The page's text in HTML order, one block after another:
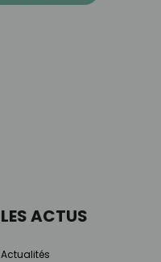
LES ACTUS
Actualités